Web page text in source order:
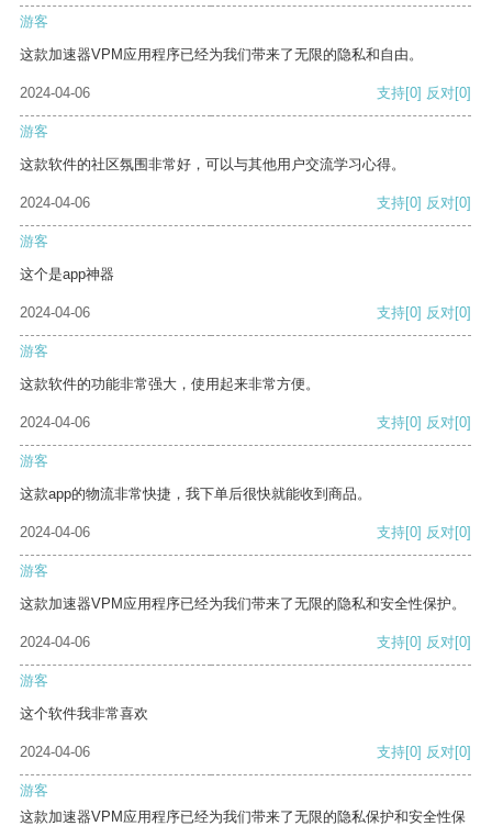
游客
这款加速器VPM应用程序已经为我们带来了无限的隐私和自由。
2024-04-06 支持[0] 反对[0]
游客
这款软件的社区氛围非常好，可以与其他用户交流学习心得。
2024-04-06 支持[0] 反对[0]
游客
这个是app神器
2024-04-06 支持[0] 反对[0]
游客
这款软件的功能非常强大，使用起来非常方便。
2024-04-06 支持[0] 反对[0]
游客
这款app的物流非常快捷，我下单后很快就能收到商品。
2024-04-06 支持[0] 反对[0]
游客
这款加速器VPM应用程序已经为我们带来了无限的隐私和安全性保护。
2024-04-06 支持[0] 反对[0]
游客
这个软件我非常喜欢
2024-04-06 支持[0] 反对[0]
游客
这款加速器VPM应用程序已经为我们带来了无限的隐私保护和安全性保